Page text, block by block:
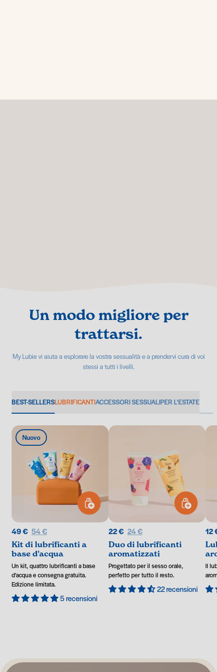
Un modo migliore per
trattarsi.
My Lubie vi aiuta a esplorare la vostra sessualità e a prendervi cura di voi
stessi a tutti i livelli.
BEST-SELLERSLUBRIFICANTIACCESSORI SESSUALIPER L'ESTATE
Nuovo
AGGIUNGI AL CARRELLO
49 € Prix régulier
54 €
Kit di lubrificanti a
base d'acqua
Un kit, quattro lubrificanti a base
d'acqua e consegna gratuita.
Edizione limitata.
5 recensioni
AGGIUNGI
22 € Prix régulier
24 €
Duo di lubrificanti
aromatizzati
Progettato per il sesso orale,
perfetto per tutto il resto.
22 recensioni
12
Il